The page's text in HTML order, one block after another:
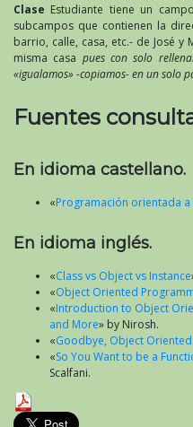
Clase Estudiante tiene un
subcampos que contienen la
barrio, calle, casa, etc.- de José y
misma casa pues con solo
«igualamos» -copiamos- en un solo
Fuentes
En idioma castellano.
«Programación orientada
En idioma inglés.
«Class vs Object vs Instance
«Object Oriented
«Introduction to Object
and More» by Nirosh.
«Goodbye, Object
«So You Want to be a
Scalfani.